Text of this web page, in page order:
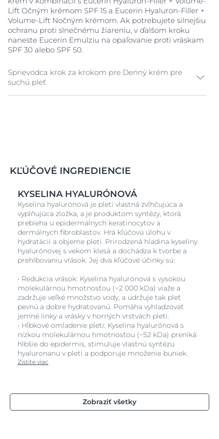
Lift Očným krémom SPF 15 a Eucerin Hyaluron-Filler +
Volume-Lift Nočným krémom. Ak potrebujete silnejšiu
ochranu proti slnečnému žiareniu, v ďalšom kroku
naneste Eucerin Emulziu na opaľovanie proti vráskam
SPF 30 alebo SPF 50.
Sprievodca krok za krokom pre Denný krém pre
suchú pleť
Pred nanesením make-upu počkajte päť až desať
KĽÚČOVÉ INGREDIENCIE
KYSELINA HYALURÓNOVÁ
Kyselina hyalurónová je pleti vlastná zvlhčujúca a
vyplňujúca zložka, a je produktom syntézy, ktorá
prebieha u epidermálnych keratinocytov a
dermálnych fibroblastov. Hrá kľúčovú úlohu v
hydratácii a objeme pleti. Prirodzená hladina kyseliny
hyalurónovej s vekom klesá a dochádza k tvorbe a
prehlbovaniu vrások. Jej dva kľúčové účinky sú:
• Redukcia vrások: Kyselina hyalurónová s vysokou
molekulárnou hmotnosťou (~2 000 kDa) viaže a
zadržuje veľké množstvo vody, a udržuje tak pleť
pevnú a dobre hydratovanú. Pomáha vyhladzovať
jemné linky a vrásky v horných vrstvách pleti.
• Hĺbkové omladenie pleti: Kyselina hyalurónová s
nízkou molekulárnou hmotnosťou (~52 kDa) preniká
hlbšie do epidermis, stimuluje vlastnú syntézu
hyaluronanu v pleti a podporuje množenie buniek.
Zistite viac
Zobraziť všetky